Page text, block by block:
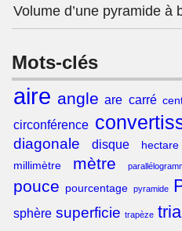
Volume d’une pyramide à
Mots-clés
aire angle are carré
circonférence
diagonale disque hectare
millimètre
mètre
pouce pourcentage pyramide
sphère superficie trapèze